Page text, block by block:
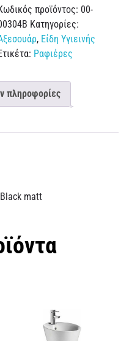
προϊόντος: 00-
Κατηγορίες:
, Είδη Υγιεινής
Ραφιέρες
πληροφορίες
matt